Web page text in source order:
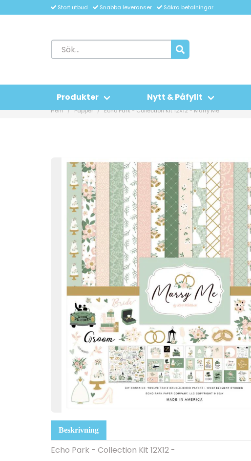
Stort utbud Snabba leveranser Säkra betalningar
Produkter Nytt & Påfyllt
Hem Papper Echo Park - Collection Kit 12X12 - Marry Me
Beskrivning
Echo Park - Collection Kit 12X12 -